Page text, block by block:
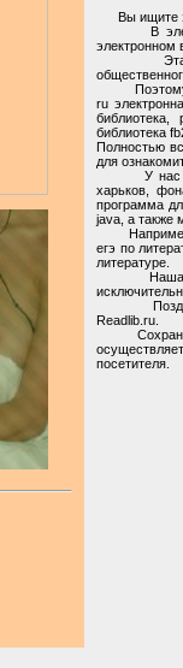
Вы ищите
В
электронном
Эта
Поэтому, в
ru
библиотека,
библиотека
Полностью
для
У нас на
харьков,
программа
java, а также
Например,
егэ по
литературе.
Наша
Readlib.ru.
посетителя.